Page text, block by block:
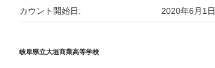
2020年6月1日
カウント開始日:
岐阜県立大垣商業高等学校